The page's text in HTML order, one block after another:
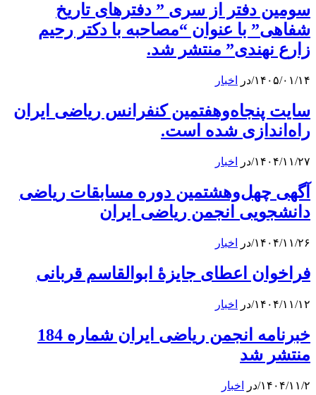
سومین دفتر از سری ” دفترهای تاریخ
شفاهی” با عنوان “مصاحبه با دکتر رحیم
زارع نهندی” منتشر شد.
۱۴۰۵/۰۱/۱۴/در اخبار
سایت پنجاه‌و‌هفتمین کنفرانس ریاضی ایران
راه‌اندازی شده است.
۱۴۰۴/۱۱/۲۷/در اخبار
آگهی چهل‌و‌هشتمین دوره مسابقات ریاضی
دانشجویی انجمن ریاضی ایران
۱۴۰۴/۱۱/۲۶/در اخبار
فراخوان اعطای جایزۀ ابوالقاسم قربانی
۱۴۰۴/۱۱/۱۲/در اخبار
خبرنامه انجمن ریاضی ایران شماره 184
منتشر شد
۱۴۰۴/۱۱/۲/در اخبار